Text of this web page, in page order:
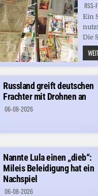
RSS-
Ein
Die
Russland greift deutschen
Frachter mit Drohnen an
06-08-2026
Nannte Lula einen „dieb“:
Mileis Beleidigung hat ein
Nachspiel
06-08-2026